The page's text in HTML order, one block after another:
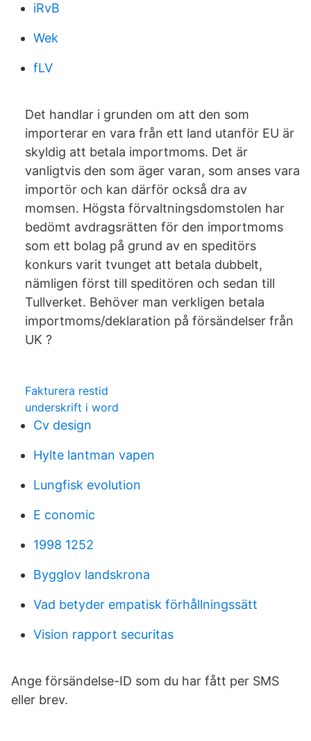
iRvB
Wek
fLV
Det handlar i grunden om att den som
importerar en vara från ett land utanför EU är
skyldig att betala importmoms. Det är
vanligtvis den som äger varan, som anses vara
importör och kan därför också dra av
momsen. Högsta förvaltningsdomstolen har
bedömt avdragsrätten för den importmoms
som ett bolag på grund av en speditörs
konkurs varit tvunget att betala dubbelt,
nämligen först till speditören och sedan till
Tullverket. Behöver man verkligen betala
importmoms/deklaration på försändelser från
UK ?
Fakturera restid
underskrift i word
Cv design
Hylte lantman vapen
Lungfisk evolution
E conomic
1998 1252
Bygglov landskrona
Vad betyder empatisk förhållningssätt
Vision rapport securitas
Ange försändelse-ID som du har fått per SMS
eller brev.